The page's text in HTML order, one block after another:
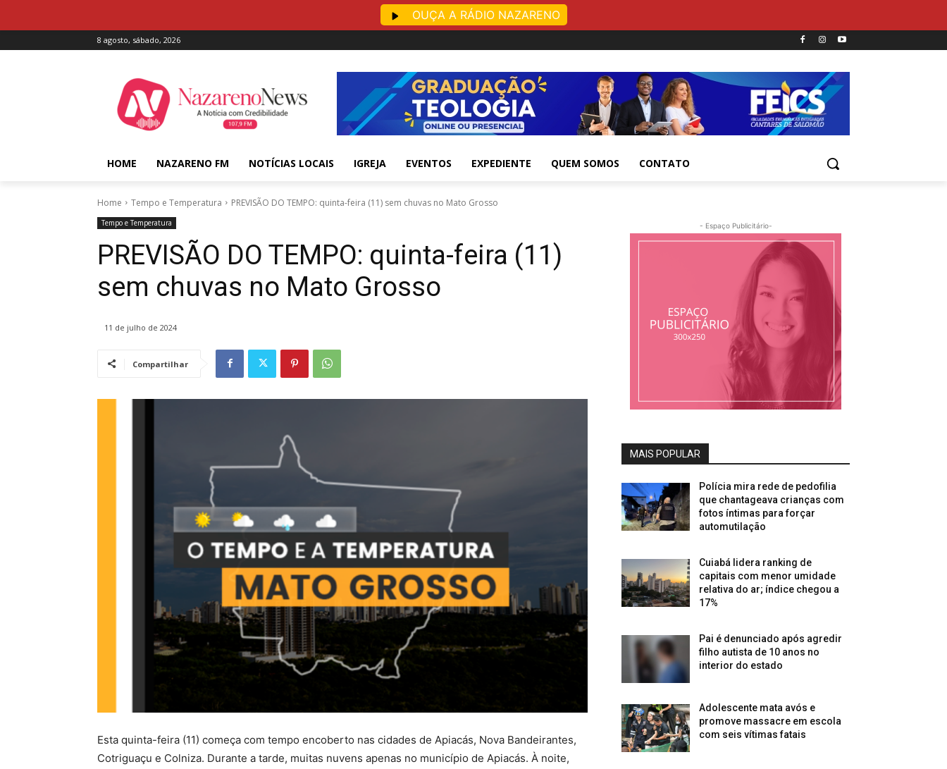
8 agosto, sábado, 2026
HOME NAZARENO FM NOTÍCIAS LOCAIS IGREJA EVENTOS EXPEDIENTE QUEM SOMOS CONTATO
Home Tempo e Temperatura PREVISÃO DO TEMPO: quinta-feira (11) sem chuvas no Mato Grosso
Tempo e Temperatura
PREVISÃO DO TEMPO: quinta-feira (11)
sem chuvas no Mato Grosso
11 de julho de 2024
Compartilhar
Esta quinta-feira (11) começa com tempo encoberto nas cidades de Apiacás, Nova Bandeirantes,
Cotriguaçu e Colniza. Durante a tarde, muitas nuvens apenas no município de Apiacás. À noite,
- Espaço Publicitário-
MAIS POPULAR
Polícia mira rede de pedofilia
que chantageava crianças com
fotos íntimas para forçar
automutilação
Cuiabá lidera ranking de
capitais com menor umidade
relativa do ar; índice chegou a
17%
Pai é denunciado após agredir
filho autista de 10 anos no
interior do estado
Adolescente mata avós e
promove massacre em escola
com seis vítimas fatais
OUÇA A RÁDIO NAZARENO